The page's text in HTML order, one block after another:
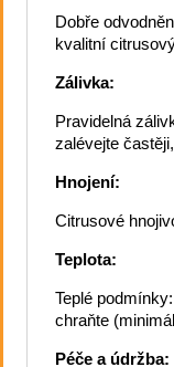
Dobře
kvalitní
Zálivka:
Pravidelná
zalévejte
Hnojení:
Citrusové
Teplota:
Teplé
chraňte
Péče a údržba: